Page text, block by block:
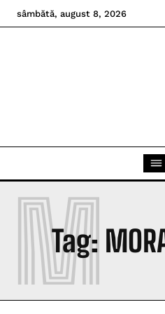
sâmbătă, august 8, 2026
Tag:
M